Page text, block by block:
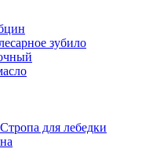
зубило
Стропа для лебедки